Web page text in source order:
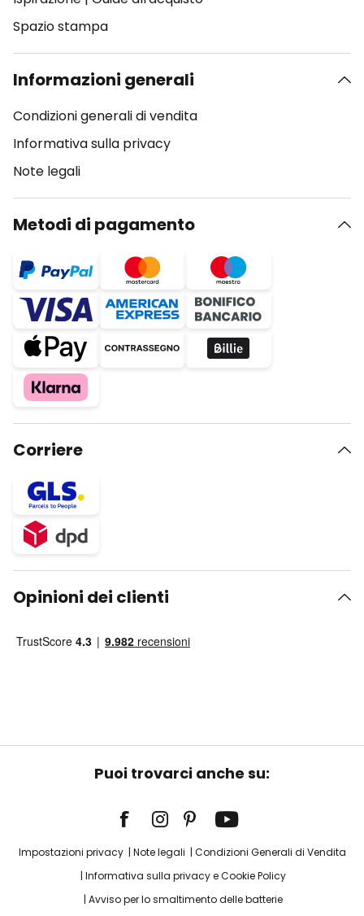
Spazio stampa
Informazioni generali
Condizioni generali di vendita
Informativa sulla privacy
Note legali
Metodi di pagamento
Corriere
Opinioni dei clienti
Puoi trovarci anche su:
Impostazioni privacy Note legali
Condizioni Generali di Vendita
Informativa sulla privacy e Cookie Policy
Avviso per lo smaltimento delle batterie